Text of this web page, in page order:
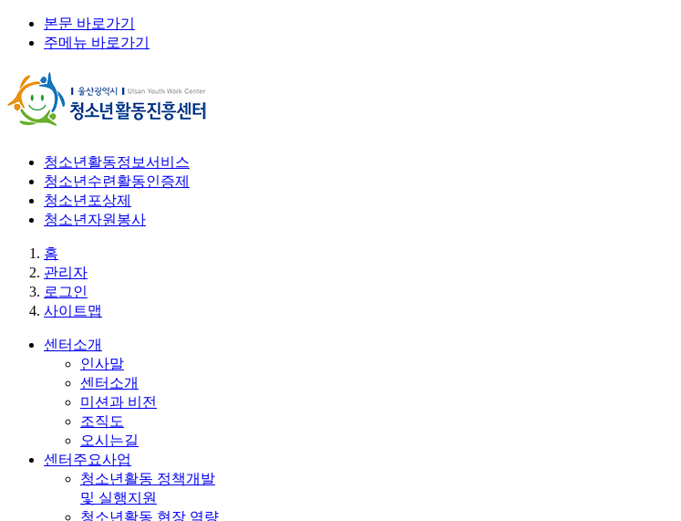
본문 바로가기
주메뉴 바로가기
청소년활동정보서비스
청소년수련활동인증제
청소년포상제
청소년자원봉사
홈
관리자
로그인
사이트맵
센터소개
인사말
센터소개
미션과 비전
조직도
오시는길
센터주요사업
청소년활동 정책개발
및 실행지원
청소년활동 현장 역량